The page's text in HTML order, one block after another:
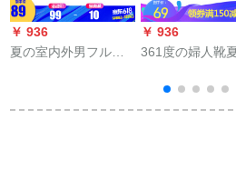
￥ 936
夏の室内外男フルー
￥ 936
361度の婦人靴夏
のほうこうりの
粉/361度の白38